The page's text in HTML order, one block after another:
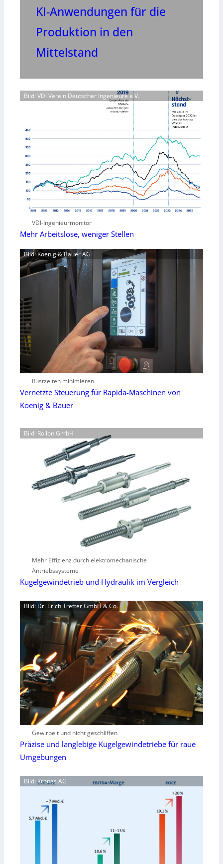
KI-Anwendungen für die
Produktion in den
Mittelstand
Bild: VDI Verein Deutscher Ingenieure e.V.
VDI-Ingenieurmonitor
Mehr Arbeitslose, weniger Stellen
Bild: Koenig & Bauer AG
Rüstzeiten minimieren
Vernetzte Steuerung für Rapida-Maschinen von
Koenig & Bauer
Bild: Rollon GmbH
Mehr Effizienz durch elektromechanische
Antriebssysteme
Kugelgewindetrieb und Hydraulik im Vergleich
Bild: Dr. Erich Tretter GmbH & Co.
Gewirbelt und nicht geschliffen
Präzise und langlebige Kugelgewindetriebe für raue
Umgebungen
Bild: Krones AG